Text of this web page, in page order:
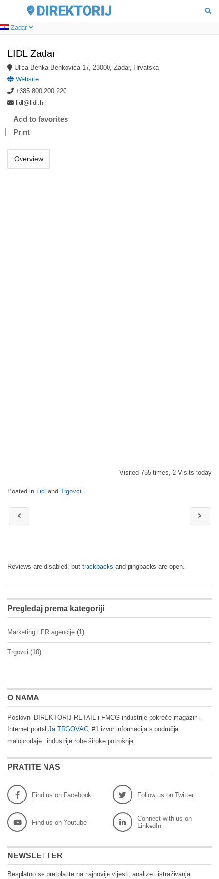
Zadar
LIDL Zadar
Ulica Benka Benkovića 17, 23000, Zadar, Hrvatska
Website
+385 800 200 220
lidl@lidl.hr
Add to favorites
Print
Overview
Visited 755 times, 2 Visits today
Posted in Lidl and Trgovci
Reviews are disabled, but trackbacks and pingbacks are open.
Pregledaj prema kategoriji
Marketing i PR agencije (1)
Trgovci (10)
O NAMA
Poslovni DIREKTORIJ RETAIL i FMCG industrije pokreće magazin i
Internet portal Ja TRGOVAC, #1 izvor informacija s područja
maloprodaje i industrije robe široke potrošnje.
PRATITE NAS
Find us on Facebook Follow us on Twitter
Find us on Youtube
Connect with us on
LinkedIn
NEWSLETTER
Besplatno se pretplatite na najnovije vijesti, analize i istraživanja.